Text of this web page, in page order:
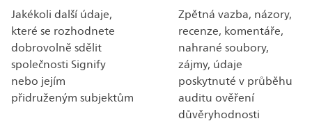
Jakékoli další údaje,
které se rozhodnete
dobrovolně sdělit
společnosti Signify
nebo jejím
přidruženým subjektům
Zpětná vazba, názory,
recenze, komentáře,
nahrané soubory,
zájmy, údaje
poskytnuté v průběhu
auditu ověření
důvěryhodnosti